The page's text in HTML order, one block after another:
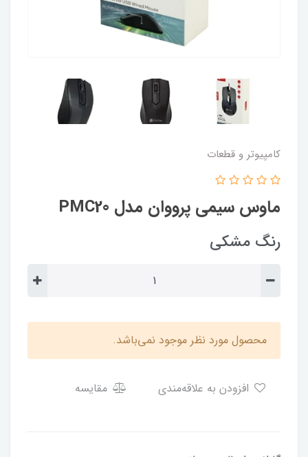
کامپیوتر و قطعات
ماوس سیمی پرووان مدل PMC20
رنگ مشکی
محصول مورد نظر موجود نمی‌باشد.
مقایسه